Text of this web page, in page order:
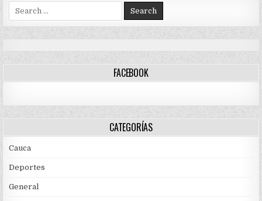
Search
for:
FACEBOOK
CATEGORÍAS
Cauca
Deportes
General